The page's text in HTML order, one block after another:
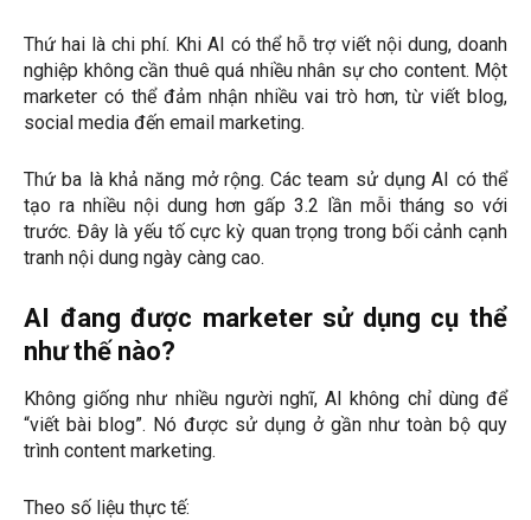
Thứ hai là chi phí. Khi AI có thể hỗ trợ viết nội dung, doanh
nghiệp không cần thuê quá nhiều nhân sự cho content. Một
marketer có thể đảm nhận nhiều vai trò hơn, từ viết blog,
social media đến email marketing.
Thứ ba là khả năng mở rộng. Các team sử dụng AI có thể
tạo ra nhiều nội dung hơn gấp 3.2 lần mỗi tháng so với
trước. Đây là yếu tố cực kỳ quan trọng trong bối cảnh cạnh
tranh nội dung ngày càng cao.
AI đang được marketer sử dụng cụ thể
như thế nào?
Không giống như nhiều người nghĩ, AI không chỉ dùng để
“viết bài blog”. Nó được sử dụng ở gần như toàn bộ quy
trình content marketing.
Theo số liệu thực tế: